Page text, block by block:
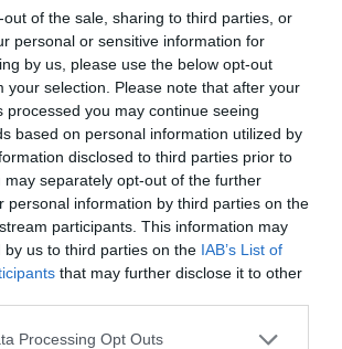
out of the sale, sharing to third parties, or
personal or sensitive information for
by us, please use the below opt-out
your selection. Please note that after your
processed you may continue seeing
based on personal information utilized by
disclosed to third parties prior to
may separately opt-out of the further
personal information by third parties on the
participants. This information may
by us to third parties on the IAB’s List of
that may further disclose it to other
website/app uses one or more Google
Processing Opt Outs